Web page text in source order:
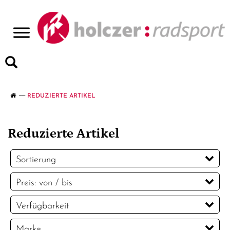
REDUZIERTE ARTIKEL
Reduzierte Artikel
Sortierung
Preis: von / bis
EUR
EUR
Verfügbarkeit